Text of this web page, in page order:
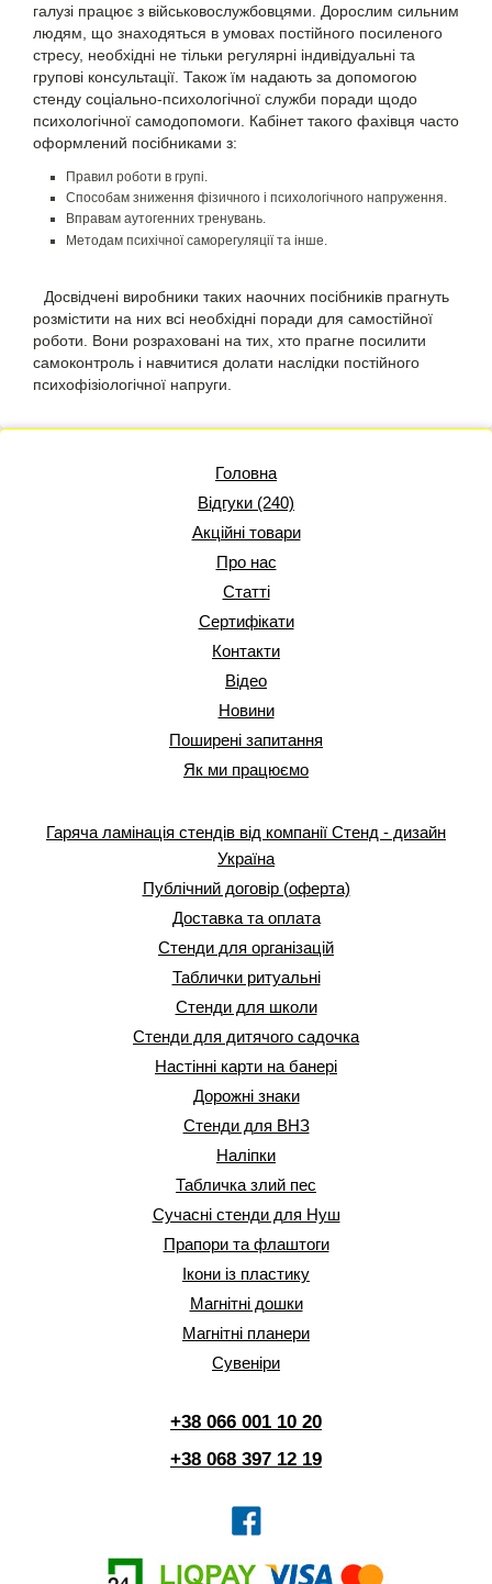
галузі працює з військовослужбовцями. Дорослим сильним
людям, що знаходяться в умовах постійного посиленого
стресу, необхідні не тільки регулярні індивідуальні та
групові консультації. Також їм надають за допомогою
стенду соціально-психологічної служби поради щодо
психологічної самодопомоги. Кабінет такого фахівця часто
оформлений посібниками з:
Правил роботи в групі.
Способам зниження фізичного і психологічного напруження.
Вправам аутогенних тренувань.
Методам психічної саморегуляції та інше.
Досвідчені виробники таких наочних посібників прагнуть
розмістити на них всі необхідні поради для самостійної
роботи. Вони розраховані на тих, хто прагне посилити
самоконтроль і навчитися долати наслідки постійного
психофізіологічної напруги.
Головна
Відгуки (240)
Акційні товари
Про нас
Статті
Сертифікати
Контакти
Відео
Новини
Поширені запитання
Як ми працюємо
Гаряча ламінація стендів від компанії Стенд - дизайн
Україна
Публічний договір (оферта)
Доставка та оплата
Стенди для організацій
Таблички ритуальні
Стенди для школи
Стенди для дитячого садочка
Настінні карти на банері
Дорожні знаки
Стенди для ВНЗ
Наліпки
Табличка злий пес
Сучасні стенди для Нуш
Прапори та флаштоги
Ікони із пластику
Магнітні дошки
Магнітні планери
Сувеніри
+38 066 001 10 20
+38 068 397 12 19